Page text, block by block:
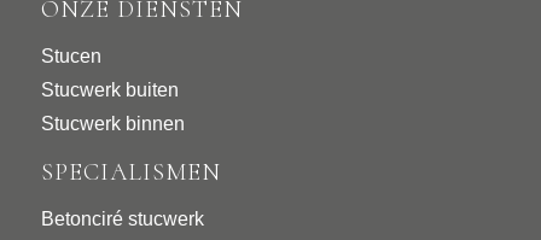
ONZE DIENSTEN
Stucen
Stucwerk buiten
Stucwerk binnen
SPECIALISMEN
Betonciré stucwerk